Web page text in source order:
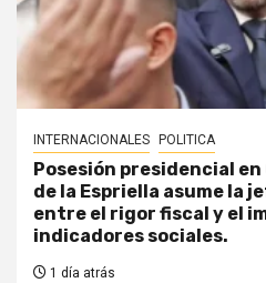
INTERNACIONALES POLITICA
Posesión presidencial
de la Espriella asume la
entre el rigor fiscal y el
indicadores sociales.
1 día atrás